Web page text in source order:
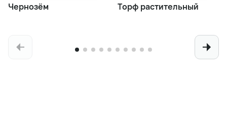
Чернозём Торф растительный